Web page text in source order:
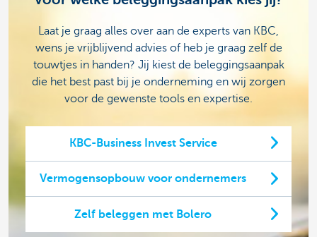
Laat je graag alles over aan de experts van KBC,
wens je vrijblijvend advies of heb je graag zelf de
touwtjes in handen? Jij kiest de beleggingsaanpak
die het best past bij je onderneming en wij zorgen
voor de gewenste tools en expertise.
KBC-Business Invest Service
Vermogensopbouw voor ondernemers
Zelf beleggen met Bolero